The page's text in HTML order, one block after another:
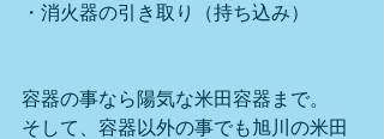
・消火器の引き取り（持ち込み）
容器の事なら陽気な米田容器まで。
そして、容器以外の事でも旭川の米田